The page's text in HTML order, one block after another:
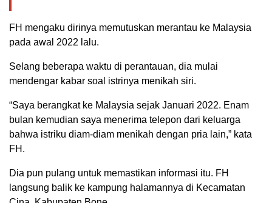
FH mengaku dirinya memutuskan merantau ke Malaysia
pada awal 2022 lalu.
Selang beberapa waktu di perantauan, dia mulai
mendengar kabar soal istrinya menikah siri.
“Saya berangkat ke Malaysia sejak Januari 2022. Enam
bulan kemudian saya menerima telepon dari keluarga
bahwa istriku diam-diam menikah dengan pria lain,” kata
FH.
Dia pun pulang untuk memastikan informasi itu. FH
langsung balik ke kampung halamannya di Kecamatan